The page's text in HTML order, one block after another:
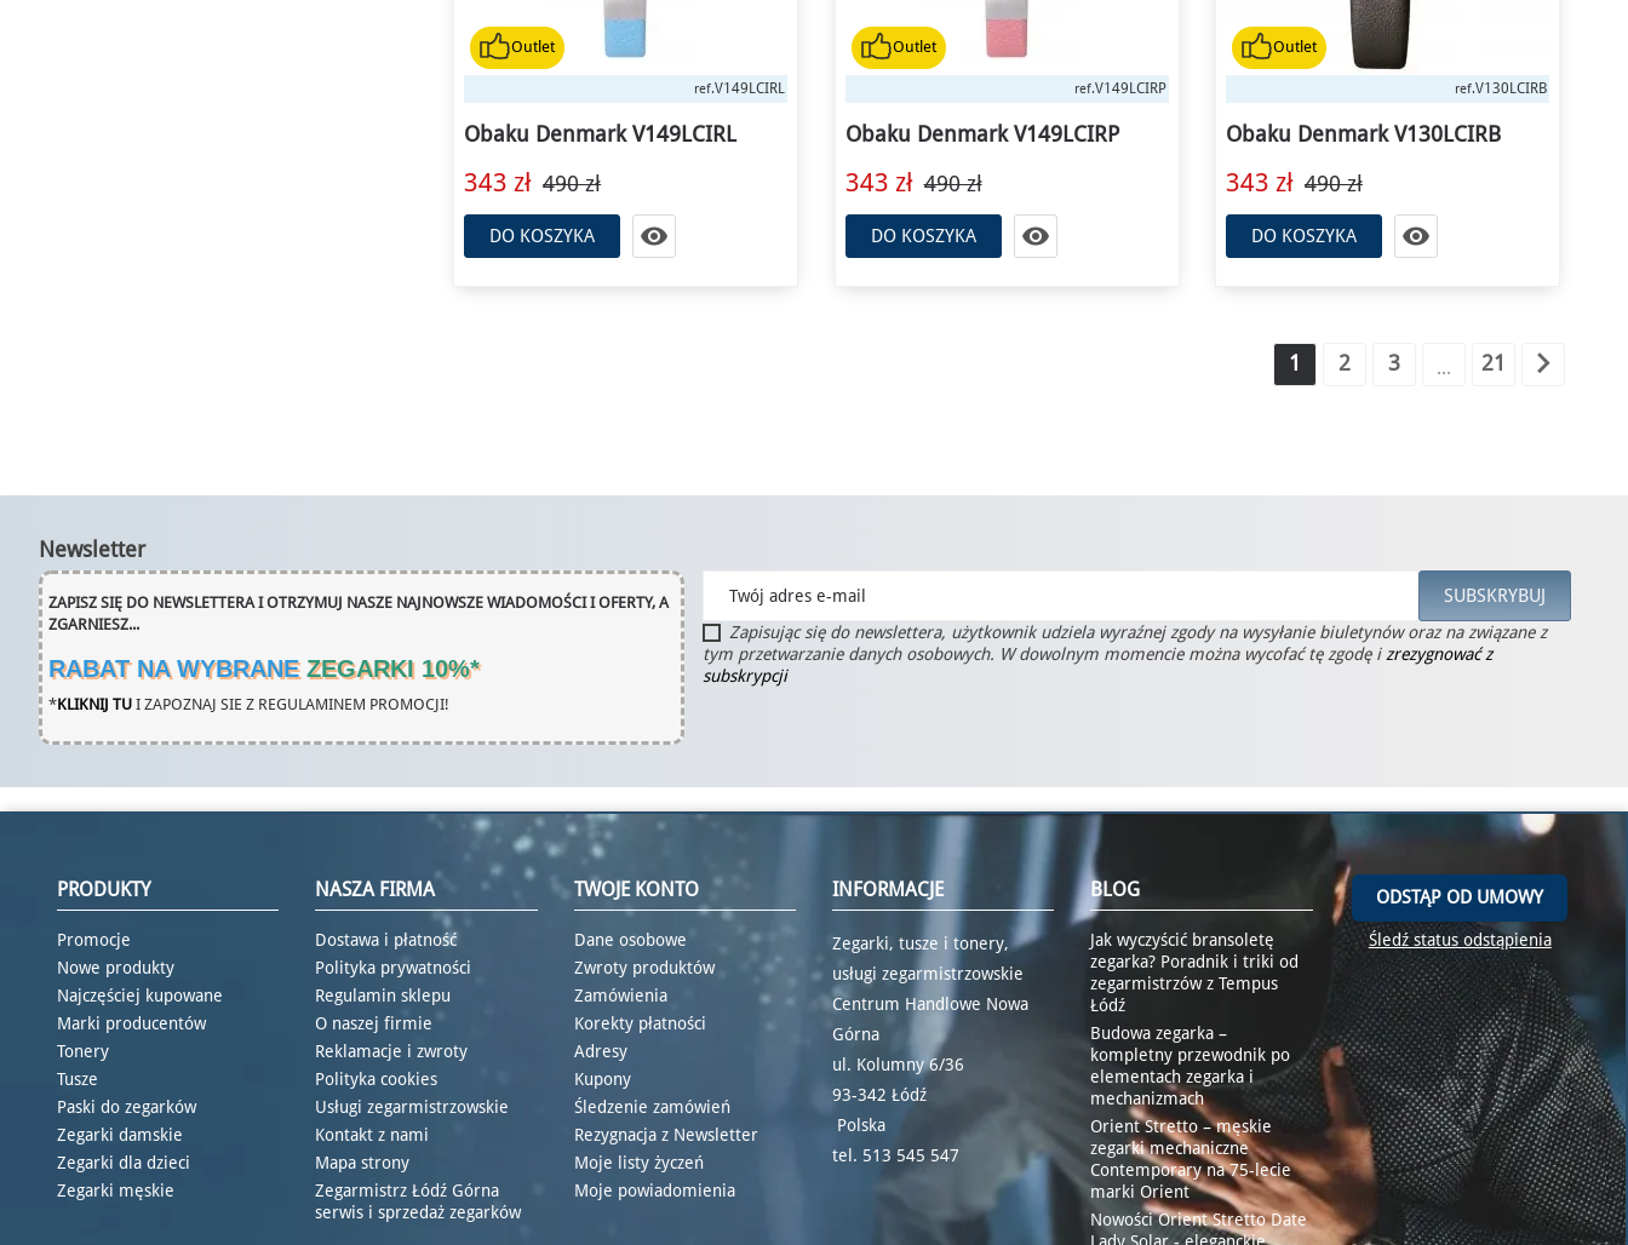
Outlet
ref.V149LCIRL
Obaku Denmark V149LCIRL
343 zł 490 zł
DO KOSZYKA 
Outlet
ref.V149LCIRP
Obaku Denmark V149LCIRP
343 zł 490 zł
DO KOSZYKA 
Outlet
ref.V130LCIRB
Obaku Denmark V130LCIRB
343 zł 490 zł
DO KOSZYKA 
1 2 3 … 21 
Newsletter
ZAPISZ SIĘ DO NEWSLETTERA I OTRZYMUJ NASZE NAJNOWSZE WIADOMOŚCI I OFERTY, A
ZGARNIESZ...
RABAT NA WYBRANE ZEGARKI 10%*
*KLIKNIJ TU I ZAPOZNAJ SIE Z REGULAMINEM PROMOCJI!
Zapisując się do newslettera, użytkownik udziela wyraźnej zgody na wysyłanie biuletynów oraz na związane z
tym przetwarzanie danych osobowych. W dowolnym momencie można wycofać tę zgodę i zrezygnować z
subskrypcji
PRODUKTY
Promocje
Nowe produkty
Najczęściej kupowane
Marki producentów
Tonery
Tusze
Paski do zegarków
Zegarki damskie
Zegarki dla dzieci
Zegarki męskie
NASZA FIRMA
Dostawa i płatność
Polityka prywatności
Regulamin sklepu
O naszej firmie
Reklamacje i zwroty
Polityka cookies
Usługi zegarmistrzowskie
Kontakt z nami
Mapa strony
Zegarmistrz Łódź Górna
serwis i sprzedaż zegarków
TWOJE KONTO
Dane osobowe
Zwroty produktów
Zamówienia
Korekty płatności
Adresy
Kupony
Śledzenie zamówień
Rezygnacja z Newsletter
Moje listy życzeń
Moje powiadomienia
INFORMACJE
Zegarki, tusze i tonery,
usługi zegarmistrzowskie
Centrum Handlowe Nowa
Górna
ul. Kolumny 6/36
93-342 Łódź
Polska
tel. 513 545 547
BLOG
Jak wyczyścić bransoletę
zegarka? Poradnik i triki od
zegarmistrzów z Tempus
Łódź
Budowa zegarka –
kompletny przewodnik po
elementach zegarka i
mechanizmach
Orient Stretto – męskie
zegarki mechaniczne
Contemporary na 75-lecie
marki Orient
Nowości Orient Stretto Date
Lady Solar - eleganckie
ODSTĄP OD UMOWY
Śledź status odstąpienia